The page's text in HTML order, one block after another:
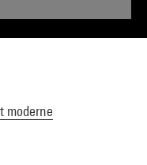
moderne